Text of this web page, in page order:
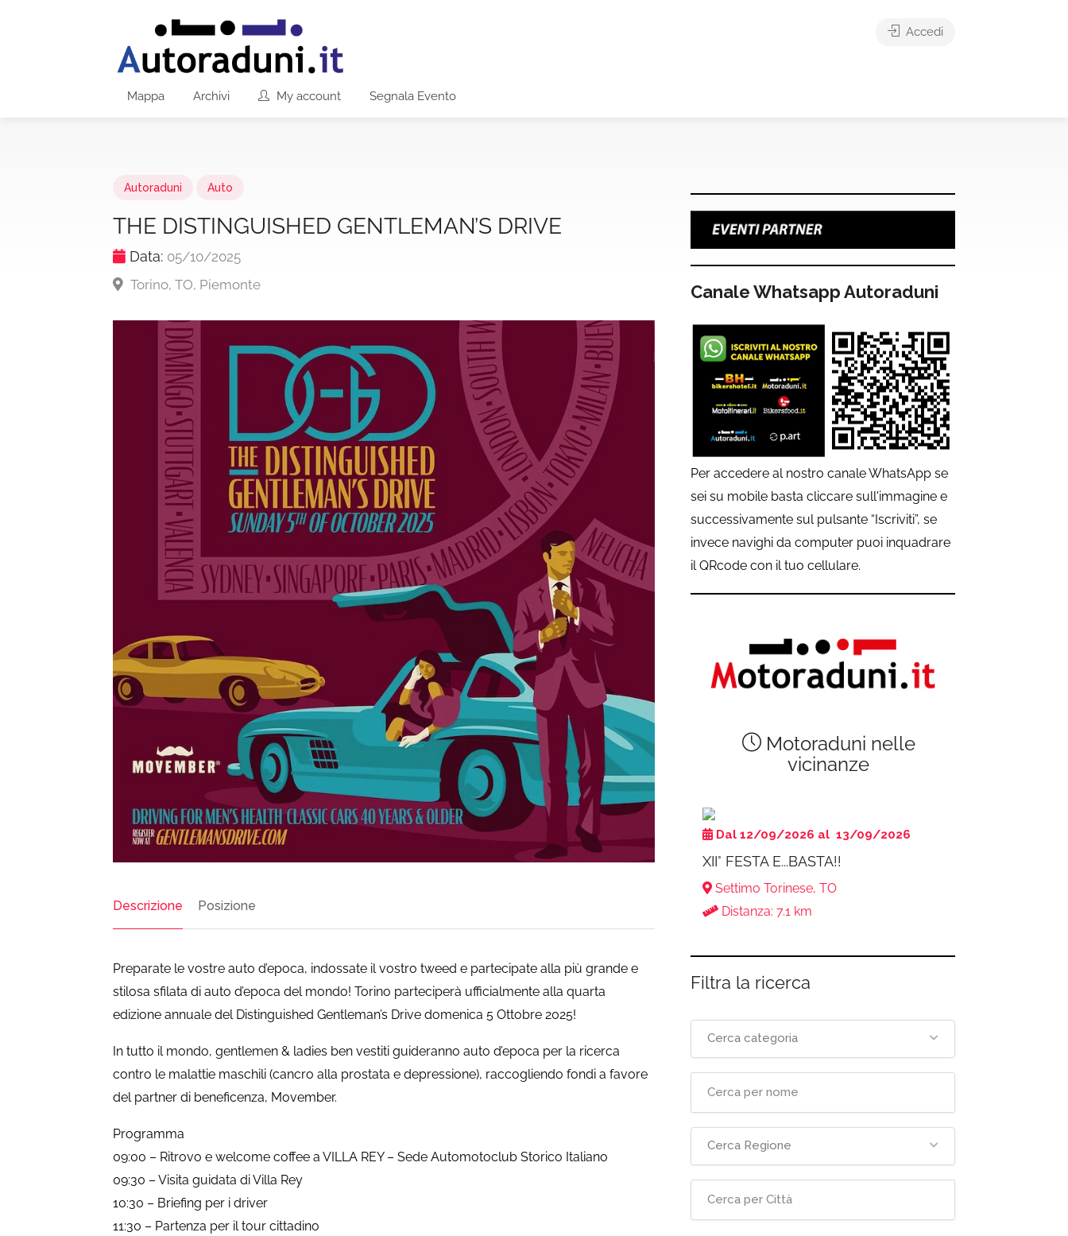
Mappa Archivi My account Segnala Evento
Accedi
Autoraduni Auto
THE DISTINGUISHED GENTLEMAN’S DRIVE
Data: 05/10/2025
Torino, TO, Piemonte
Descrizione Posizione
Preparate le vostre auto d’epoca, indossate il vostro tweed e partecipate alla più grande e
stilosa sfilata di auto d’epoca del mondo! Torino parteciperà ufficialmente alla quarta
edizione annuale del Distinguished Gentleman’s Drive domenica 5 Ottobre 2025!
In tutto il mondo, gentlemen & ladies ben vestiti guideranno auto d’epoca per la ricerca
contro le malattie maschili (cancro alla prostata e depressione), raccogliendo fondi a favore
del partner di beneficenza, Movember.
Programma
09:00 – Ritrovo e welcome coffee a VILLA REY – Sede Automotoclub Storico Italiano
09:30 – Visita guidata di Villa Rey
10:30 – Briefing per i driver
11:30 – Partenza per il tour cittadino
Canale Whatsapp Autoraduni
Per accedere al nostro canale WhatsApp se
sei su mobile basta cliccare sull'immagine e
successivamente sul pulsante “Iscriviti”, se
invece navighi da computer puoi inquadrare
il QRcode con il tuo cellulare.
Motoraduni nelle
vicinanze
Dal 12/09/2026 al 13/09/2026
XII° FESTA E...BASTA!!
Settimo Torinese, TO
Distanza: 7.1 km
Filtra la ricerca
Cerca categoria
Cerca Regione